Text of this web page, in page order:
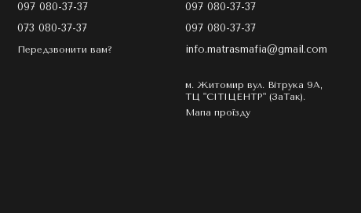
097 080-37-37
073 080-37-37
Передзвонити вам?
097 080-37-37
097 080-37-37
info.matrasmafia@gmail.com
м. Житомир вул. Вітрука 9А,
ТЦ "СІТІЦЕНТР" (ЗаТак).
Мапа проїзду